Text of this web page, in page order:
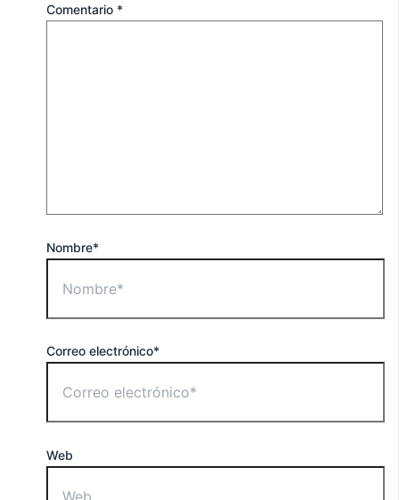
Comentario *
Nombre*
Correo electrónico*
Web